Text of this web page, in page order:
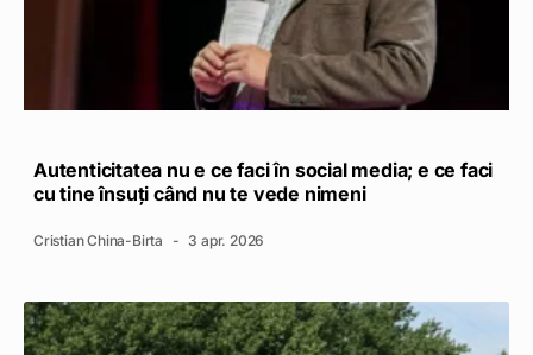
Autenticitatea nu e ce faci în social media; e ce faci
cu tine însuți când nu te vede nimeni
Cristian China-Birta 3 apr. 2026